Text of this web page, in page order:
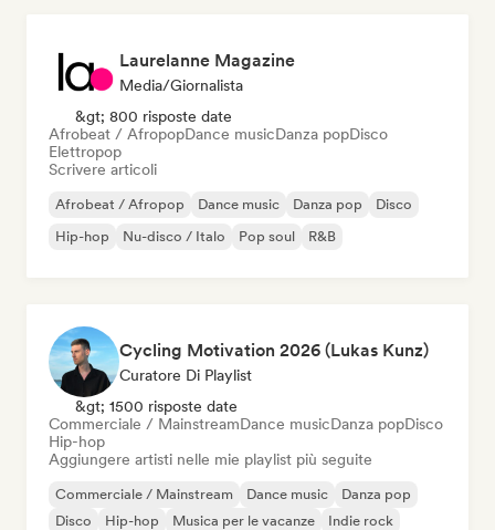
Laurelanne Magazine
Media/Giornalista
&gt; 800 risposte date
Afrobeat / AfropopDance musicDanza popDisco
Elettropop
Scrivere articoli
Afrobeat / Afropop Dance music Danza pop
Disco
Hip-hop
Nu-disco / Italo Pop soul R&B
Cycling Motivation 2026 (Lukas Kunz)
Curatore Di Playlist
&gt; 1500 risposte date
Commerciale / MainstreamDance musicDanza popDisco
Hip-hop
Aggiungere artisti nelle mie playlist più seguite
Commerciale / Mainstream Dance music
Danza pop
Disco
Hip-hop Musica per le vacanze
Indie rock